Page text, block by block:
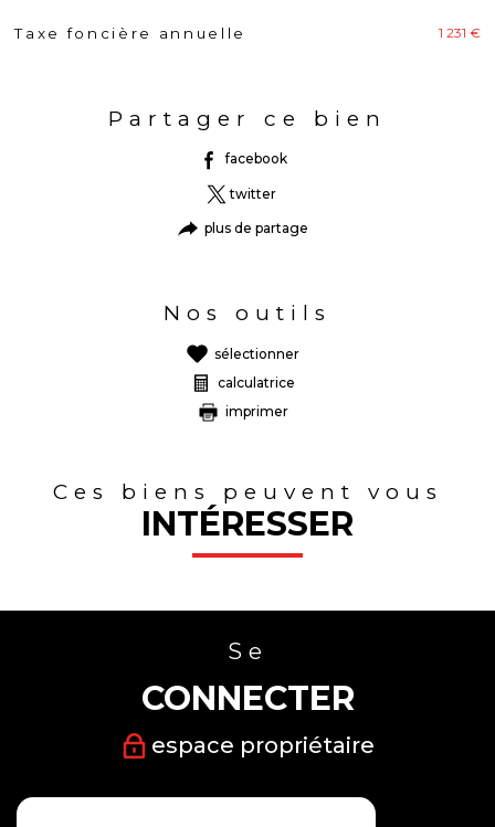
Caractéristiques Valeurs
Taxe foncière annuelle 1 231 €
Partager ce bien
facebook
twitter
plus de partage
Nos outils
sélectionner
calculatrice
imprimer
Ces biens peuvent vous
INTÉRESSER
Se
CONNECTER
espace propriétaire